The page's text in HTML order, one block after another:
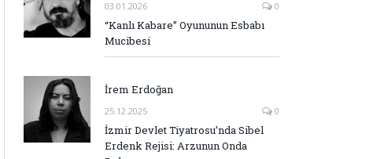
03.01.2026 0
“Kanlı Kabare” Oyununun Esbabı
Mucibesi
İrem Erdoğan
25.12.2025 0
İzmir Devlet Tiyatrosu’nda Sibel
Erdenk Rejisi: Arzunun Onda